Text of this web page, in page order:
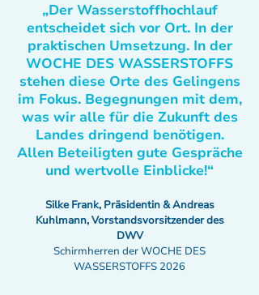
„Der Wasserstoffhochlauf
entscheidet sich vor Ort. In der
praktischen Umsetzung. In der
WOCHE DES WASSERSTOFFS
stehen diese Orte des Gelingens
im Fokus. Begegnungen mit dem,
was wir alle für die Zukunft des
Landes dringend benötigen.
Allen Beteiligten gute Gespräche
und wertvolle Einblicke!“
Silke Frank, Präsidentin & Andreas
Kuhlmann, Vorstandsvorsitzender des
DWV
Schirmherren der WOCHE DES
WASSERSTOFFS 2026